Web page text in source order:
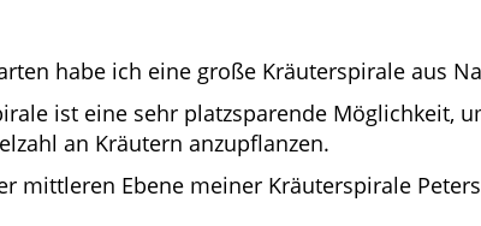
habe ich eine große Kräuterspirale aus
ist eine sehr platzsparende Möglichkeit,
an Kräutern anzupflanzen.
mittleren Ebene meiner Kräuterspirale